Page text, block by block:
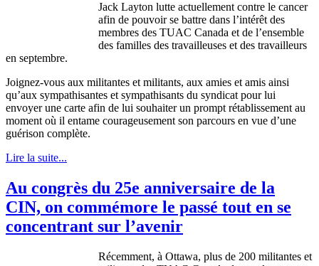
Jack Layton lutte actuellement contre le cancer
afin de pouvoirse battre dans l’intérêt des
membres des TUAC Canada et de l’ensemble
des familles des travailleuses et des travailleurs
en septembre.
Joignez-vous aux militantes et militants, aux amies et amis ainsi
qu’aux sympathisantes et sympathisants du syndicat pourlui
envoyer une carte afin de lui souhaiterun prompt rétablissement au
moment où il entame courageusement son parcours en vue d’une
guérison complète.
Lire la suite...
Au congrès du 25e anniversaire de la
CIN, on commémore le passé tout en se
concentrant sur l’avenir
Récemment, à Ottawa, plus de 200 militantes et